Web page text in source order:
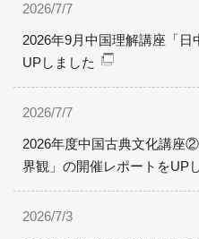
2026/7/7
2026年9月中国理解講座「
UPしました
2026/7/7
2026年度中国古典文化講
界観」の開催レポートをUP
2026/7/3